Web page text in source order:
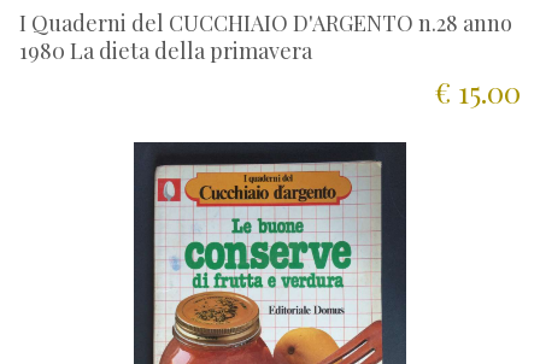
I Quaderni del CUCCHIAIO D'ARGENTO n.28 anno
1980 La dieta della primavera
€ 15.00